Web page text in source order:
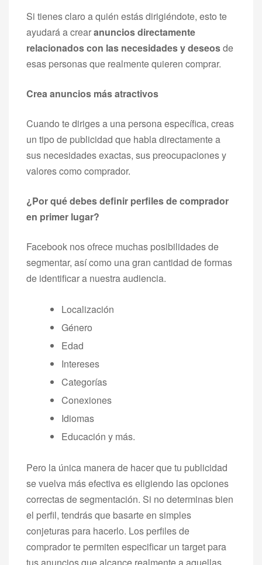
Si tienes claro a quién estás dirigiéndote, esto te
ayudará a crearanuncios directamente
relacionados con las necesidades y deseosde
esas personas que realmente quieren comprar.
Crea anuncios más atractivos
Cuando te diriges a una persona específica, creas
un tipo de publicidad que habla directamente a
sus necesidades exactas, sus preocupaciones y
valores como comprador.
¿Por qué debes definir perfiles de comprador
en primer lugar?
Facebook nos ofrece muchas posibilidades de
segmentar, así como una gran cantidad de formas
de identificar a nuestra audiencia.
Localización
Género
Edad
Intereses
Categorías
Conexiones
Idiomas
Educación y más.
Pero la única manera de hacer que tu publicidad
se vuelva más efectiva es eligiendo las opciones
correctas de segmentación. Si no determinas bien
el perfil, tendrás que basarte en simples
conjeturas para hacerlo. Los perfiles de
comprador te permiten especificar un target para